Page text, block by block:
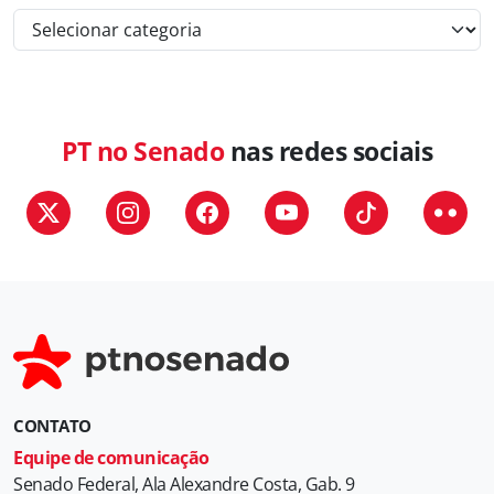
a
PT no Senadonas redes sociais
CONTATO
Equipe de comunicação
Senado Federal, Ala Alexandre Costa, Gab. 9